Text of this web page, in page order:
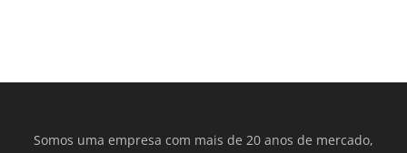
Somos uma empresa com mais de 20 anos de mercado,